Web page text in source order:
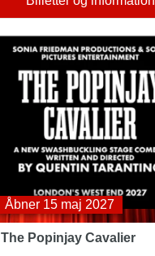
The Popinjay Cavalier
Åbner 15 maj 2027
The Popinjay Cavalier